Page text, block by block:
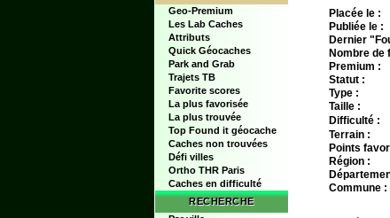
Geo-Premium
Les Lab Caches
Attributs
Quick Géocaches
Park and Grab
Trajets TB
Favorite scores
La plus favorisée
La plus trouvée
Top Found it géocache
Caches non trouvées
Défi villes
Ortho THR Paris
Caches en difficulté
RECHERCHE
Placée le :
Publiée le :
Dernier
Nombre de
Premium :
Statut :
Type :
Taille :
Difficulté :
Terrain :
Points
Région :
Commune :